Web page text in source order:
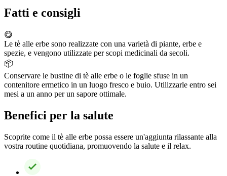
Fatti e consigli
😋
Le tè alle erbe sono realizzate con una varietà di piante, erbe e
spezie, e vengono utilizzate per scopi medicinali da secoli.
📦
Conservare le bustine di tè alle erbe o le foglie sfuse in un
contenitore ermetico in un luogo fresco e buio. Utilizzarle entro sei
mesi a un anno per un sapore ottimale.
Benefici per la salute
Scoprite come il tè alle erbe possa essere un'aggiunta rilassante alla
vostra routine quotidiana, promuovendo la salute e il relax.